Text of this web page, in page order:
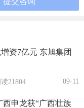
资7亿元 东旭集团
21804 09-11
申龙获“广西壮族